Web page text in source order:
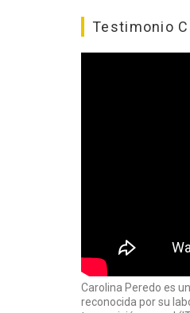
Testimonio
​Carolina Peredo es
reconocida por su